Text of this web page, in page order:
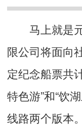
马上就是元
限公司将面向
定纪念船票共
特色游”和“饮
线路两个版本。